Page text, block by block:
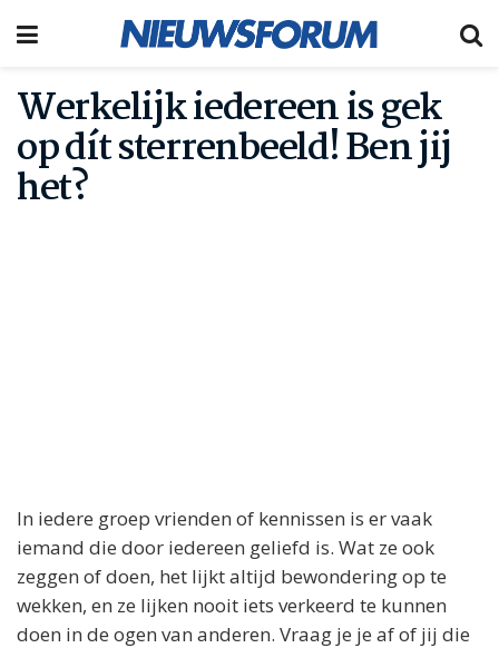
Werkelijk iedereen is gek
op dít sterrenbeeld! Ben jij
het?
In iedere groep vrienden of kennissen is er vaak
iemand die door iedereen geliefd is. Wat ze ook
zeggen of doen, het lijkt altijd bewondering op te
wekken, en ze lijken nooit iets verkeerd te kunnen
doen in de ogen van anderen. Vraag je je af of jij die